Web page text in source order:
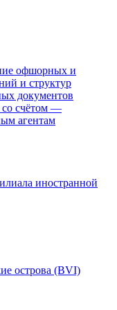
офшорных и
и структур
документов
со счётом —
агентам
иностранной
острова (BVI)